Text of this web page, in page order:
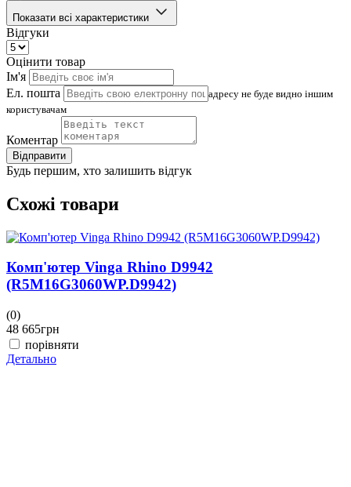
Показати всі характеристики
Відгуки
Оцінити товар
Ім'я
Ел. пошта
адресу не буде видно іншим
користувачам
Коментар
Відправити
Будь першим, хто залишить відгук
Схожі товари
Комп'ютер Vinga Rhino D9942
(R5M16G3060WP.D9942)
(0)
48 665грн
порівняти
Детально